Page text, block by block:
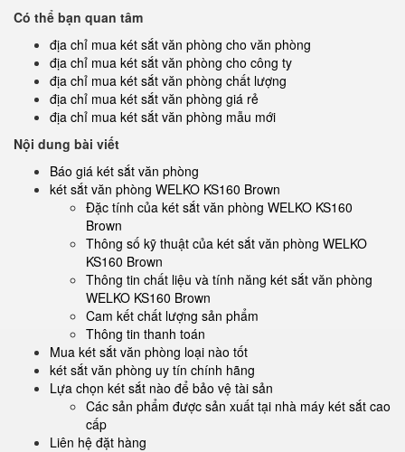
Có thể bạn quan tâm
địa chỉ mua két sắt văn phòng cho văn phòng
địa chỉ mua két sắt văn phòng cho công ty
địa chỉ mua két sắt văn phòng chất lượng
địa chỉ mua két sắt văn phòng giá rẻ
địa chỉ mua két sắt văn phòng mẫu mới
Nội dung bài viết
Báo giá két sắt văn phòng
két sắt văn phòng WELKO KS160 Brown
Đặc tính của két sắt văn phòng WELKO KS160
Brown
Thông số kỹ thuật của két sắt văn phòng WELKO
KS160 Brown
Thông tin chất liệu và tính năng két sắt văn phòng
WELKO KS160 Brown
Cam kết chất lượng sản phẩm
Thông tin thanh toán
Mua két sắt văn phòng loại nào tốt
két sắt văn phòng uy tín chính hãng
Lựa chọn két sắt nào để bảo vệ tài sản
Các sản phẩm được sản xuất tại nhà máy két sắt cao
cấp
Liên hệ đặt hàng